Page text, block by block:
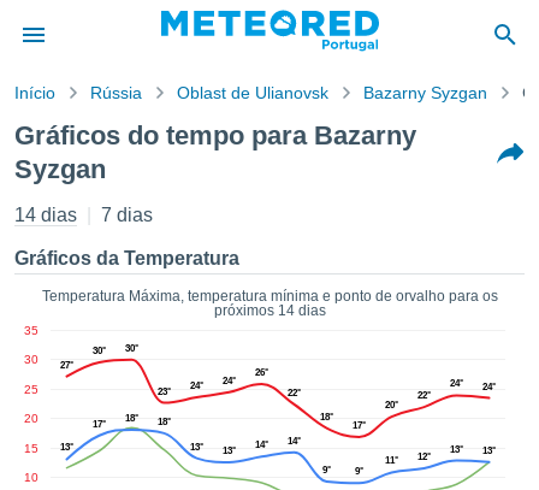
da
por
que as
a este
das
opções:
e
forma
Início Rússia Oblast de Ulianovsk Bazarny Syzgan
Gráficos do tempo para Bazarny
Syzgan
14 dias 7 dias
Gráficos da Temperatura
Temperatura Máxima, temperatura mínima e ponto de orvalho para os
próximos 14 dias
10
15
20
25
30
35
27°
30° 30°
23°
24° 24°
26°
22°
18°
17°
20°
22°
24° 24°
13°
17°
18° 18°
13° 13°
14° 14°
9° 9°
11° 12°
13° 13°